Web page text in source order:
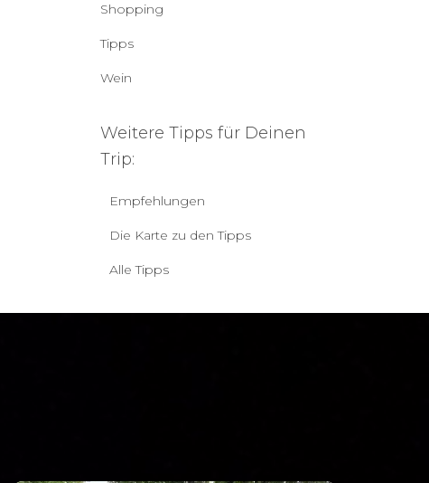
Shopping
Tipps
Wein
Weitere Tipps für Deinen
Trip:
Empfehlungen
Die Karte zu den Tipps
Alle Tipps